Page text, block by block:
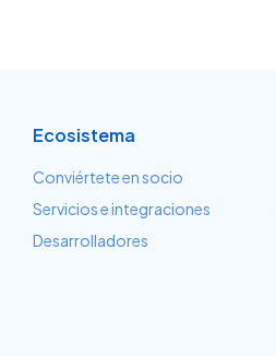
Ecosistema
Conviértete en socio
Servicios e integraciones
Desarrolladores